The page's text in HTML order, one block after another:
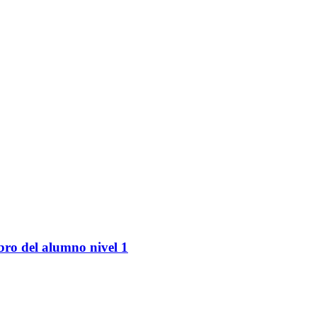
del alumno nivel 1